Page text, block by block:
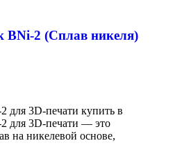
2 (Сплав никеля)
3D-печати купить в
для 3D-печати — это
на никелевой основе,